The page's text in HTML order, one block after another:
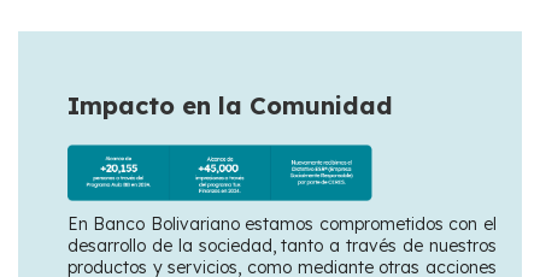
Impacto en la Comunidad
En Banco Bolivariano estamos comprometidos con el
desarrollo de la sociedad, tanto a través de nuestros
productos y servicios, como mediante otras acciones